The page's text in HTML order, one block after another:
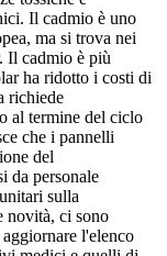
Il cadmio è uno
ma si trova nei
Il cadmio è più
ha ridotto i costi di
richiede
al termine del ciclo
che i pannelli
del
da personale
sulla
novità, ci sono
l'elenco